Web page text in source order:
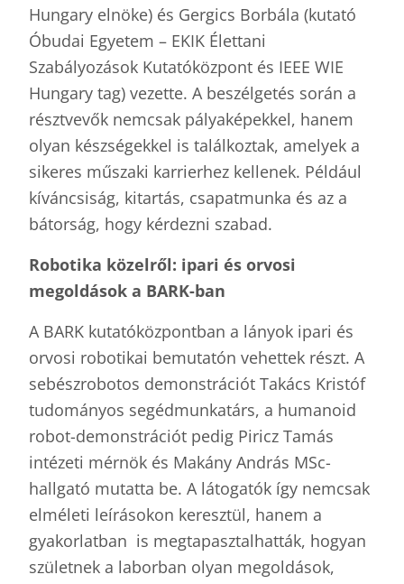
Hungary elnöke) és Gergics Borbála (kutató
Óbudai Egyetem – EKIK Élettani
Szabályozások Kutatóközpont és IEEE WIE
Hungary tag) vezette. A beszélgetés során a
résztvevők nemcsak pályaképekkel, hanem
olyan készségekkel is találkoztak, amelyek a
sikeres műszaki karrierhez kellenek. Például
kíváncsiság, kitartás, csapatmunka és az a
bátorság, hogy kérdezni szabad.
Robotika közelről: ipari és orvosi
megoldások a BARK-ban
A BARK kutatóközpontban a lányok ipari és
orvosi robotikai bemutatón vehettek részt. A
sebészrobotos demonstrációt Takács Kristóf
tudományos segédmunkatárs, a humanoid
robot-demonstrációt pedig Piricz Tamás
intézeti mérnök és Makány András MSc-
hallgató mutatta be. A látogatók így nemcsak
elméleti leírásokon keresztül, hanem a
gyakorlatban is megtapasztalhatták, hogyan
születnek a laborban olyan megoldások,